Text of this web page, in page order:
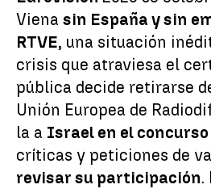
Viena sin España y sin
RTVE, una situación
crisis que atraviesa el
pública decide retirarse
Unión Europea de
la a Israel en el concurso
críticas y peticiones de
revisar su participación.